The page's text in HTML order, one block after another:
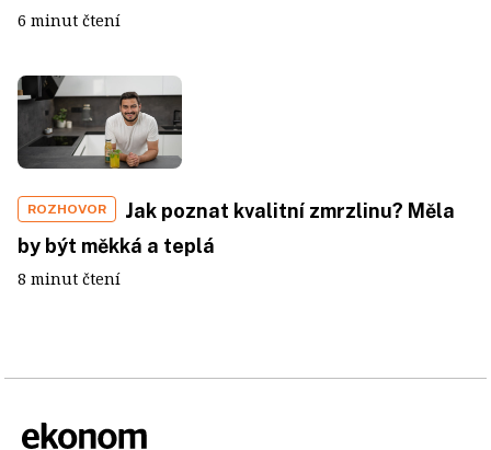
6 minut čtení
ROZHOVOR
Jak poznat kvalitní zmrzlinu? Měla
by být měkká a teplá
8 minut čtení